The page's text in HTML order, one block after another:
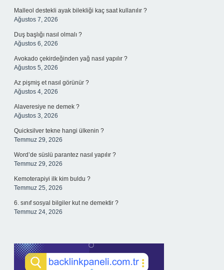
Malleol destekli ayak bilekliği kaç saat kullanılır ?
Ağustos 7, 2026
Duş başlığı nasıl olmalı ?
Ağustos 6, 2026
Avokado çekirdeğinden yağ nasıl yapılır ?
Ağustos 5, 2026
Az pişmiş et nasıl görünür ?
Ağustos 4, 2026
Alaveresiye ne demek ?
Ağustos 3, 2026
Quicksilver tekne hangi ülkenin ?
Temmuz 29, 2026
Word’de süslü parantez nasıl yapılır ?
Temmuz 29, 2026
Kemoterapiyi ilk kim buldu ?
Temmuz 25, 2026
6. sınıf sosyal bilgiler kut ne demektir ?
Temmuz 24, 2026